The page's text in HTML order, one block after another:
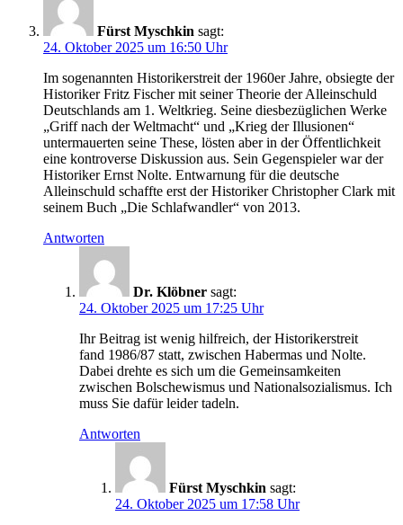
Fürst Myschkin sagt:
24. Oktober 2025 um 16:50 Uhr
Im sogenannten Historikerstreit der 1960er Jahre, obsiegte der
Historiker Fritz Fischer mit seiner Theorie der Alleinschuld
Deutschlands am 1. Weltkrieg. Seine diesbezüglichen Werke
„Griff nach der Weltmacht“ und „Krieg der Illusionen“
untermauerten seine These, lösten aber in der Öffentlichkeit
eine kontroverse Diskussion aus. Sein Gegenspieler war der
Historiker Ernst Nolte. Entwarnung für die deutsche
Alleinschuld schaffte erst der Historiker Christopher Clark mit
seinem Buch „Die Schlafwandler“ von 2013.
Antworten
Dr. Klöbner sagt:
24. Oktober 2025 um 17:25 Uhr
Ihr Beitrag ist wenig hilfreich, der Historikerstreit
fand 1986/87 statt, zwischen Habermas und Nolte.
Dabei drehte es sich um die Gemeinsamkeiten
zwischen Bolschewismus und Nationalsozialismus. Ich
muss Sie dafür leider tadeln.
Antworten
Fürst Myschkin sagt:
24. Oktober 2025 um 17:58 Uhr